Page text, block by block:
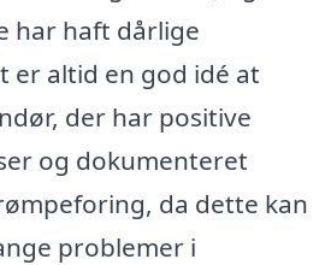
har haft dårlige
er altid en god idé at
der har positive
og dokumenteret
da dette kan
problemer i